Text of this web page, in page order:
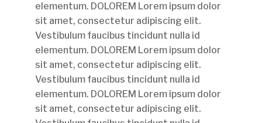
elementum. DOLOREM Lorem ipsum dolor
sit amet, consectetur adipiscing elit.
Vestibulum faucibus tincidunt nulla id
elementum. DOLOREM Lorem ipsum dolor
sit amet, consectetur adipiscing elit.
Vestibulum faucibus tincidunt nulla id
elementum. DOLOREM Lorem ipsum dolor
sit amet, consectetur adipiscing elit.